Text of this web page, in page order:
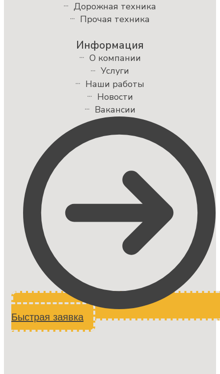
Дорожная техника
Прочая техника
Информация
О компании
Услуги
Наши работы
Новости
Вакансии
Быстрая заявка